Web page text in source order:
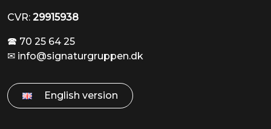
CVR: 29915938
🕿 70 25 64 25
✉ info@signaturgruppen.dk
English version